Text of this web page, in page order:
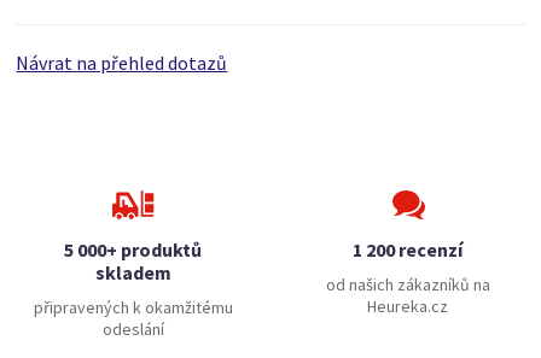
Návrat na přehled dotazů
5 000+ produktů
skladem
připravených k okamžitému
odeslání
1 200 recenzí
od našich zákazníků na
Heureka.cz